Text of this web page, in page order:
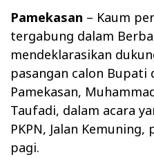
Pamekasan – Kaum
tergabung dalam
mendeklarasikan
pasangan calon Bupati
Pamekasan,
Taufadi, dalam acara
PKPN, Jalan
pagi.